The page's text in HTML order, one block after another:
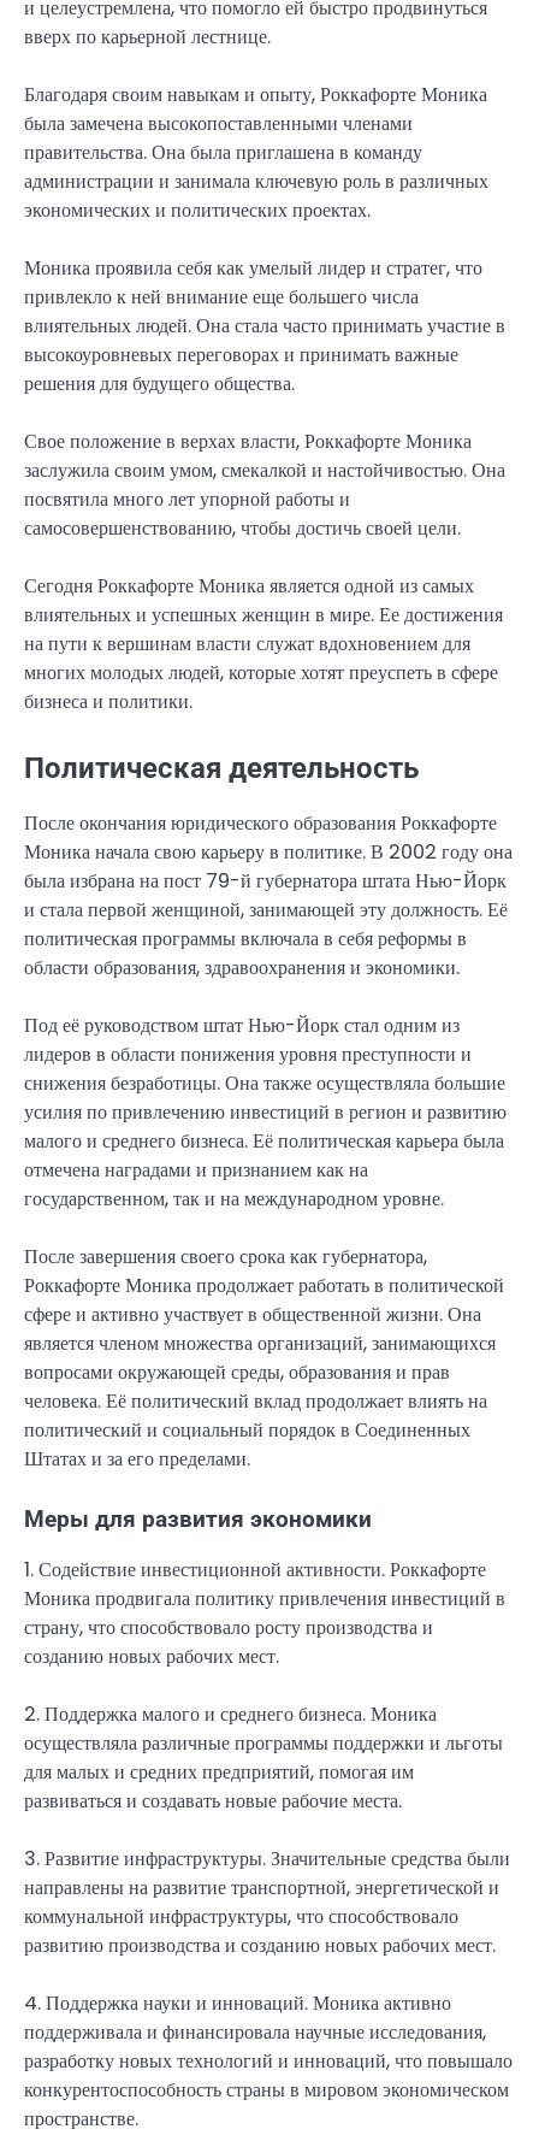
и целеустремлена, что помогло ей быстро продвинуться
вверх по карьерной лестнице.
Благодаря своим навыкам и опыту, Роккафорте Моника
была замечена высокопоставленными членами
правительства. Она была приглашена в команду
администрации и занимала ключевую роль в различных
экономических и политических проектах.
Моника проявила себя как умелый лидер и стратег, что
привлекло к ней внимание еще большего числа
влиятельных людей. Она стала часто принимать участие в
высокоуровневых переговорах и принимать важные
решения для будущего общества.
Свое положение в верхах власти, Роккафорте Моника
заслужила своим умом, смекалкой и настойчивостью. Она
посвятила много лет упорной работы и
самосовершенствованию, чтобы достичь своей цели.
Сегодня Роккафорте Моника является одной из самых
влиятельных и успешных женщин в мире. Ее достижения
на пути к вершинам власти служат вдохновением для
многих молодых людей, которые хотят преуспеть в сфере
бизнеса и политики.
Политическая деятельность
После окончания юридического образования Роккафорте
Моника начала свою карьеру в политике. В 2002 году она
была избрана на пост 79-й губернатора штата Нью-Йорк
и стала первой женщиной, занимающей эту должность. Её
политическая программы включала в себя реформы в
области образования, здравоохранения и экономики.
Под её руководством штат Нью-Йорк стал одним из
лидеров в области понижения уровня преступности и
снижения безработицы. Она также осуществляла большие
усилия по привлечению инвестиций в регион и развитию
малого и среднего бизнеса. Её политическая карьера была
отмечена наградами и признанием как на
государственном, так и на международном уровне.
После завершения своего срока как губернатора,
Роккафорте Моника продолжает работать в политической
сфере и активно участвует в общественной жизни. Она
является членом множества организаций, занимающихся
вопросами окружающей среды, образования и прав
человека. Её политический вклад продолжает влиять на
политический и социальный порядок в Соединенных
Штатах и за его пределами.
Меры для развития экономики
1. Содействие инвестиционной активности. Роккафорте
Моника продвигала политику привлечения инвестиций в
страну, что способствовало росту производства и
созданию новых рабочих мест.
2. Поддержка малого и среднего бизнеса. Моника
осуществляла различные программы поддержки и льготы
для малых и средних предприятий, помогая им
развиваться и создавать новые рабочие места.
3. Развитие инфраструктуры. Значительные средства были
направлены на развитие транспортной, энергетической и
коммунальной инфраструктуры, что способствовало
развитию производства и созданию новых рабочих мест.
4. Поддержка науки и инноваций. Моника активно
поддерживала и финансировала научные исследования,
разработку новых технологий и инноваций, что повышало
конкурентоспособность страны в мировом экономическом
пространстве.